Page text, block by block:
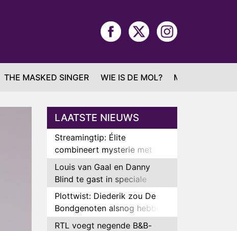
THE MASKED SINGER WIE IS DE MOL? MAFS
LAATSTE NIEUWS
Streamingtip: Élite
combineert mysterie met
romantie
Louis van Gaal en Danny
Blind te gast in speciale
aflevering van Tussen de
Palen
Plottwist: Diederik zou De
Bondgenoten alsnog hebben
verlaten
RTL voegt negende B&B-